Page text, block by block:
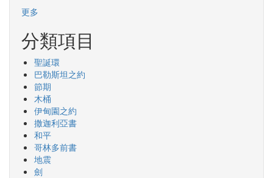
更多
分類項目
聖誕環
巴勒斯坦之約
節期
木桶
伊甸園之約
撒迦利亞書
和平
哥林多前書
地震
劍